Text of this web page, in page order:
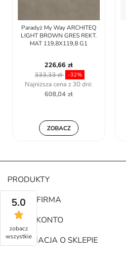
Paradyż My Way ARCHITEQ
LIGHT BROWN GRES REKT.
MAT 119,8X119,8 G1
226,66 zł
333,33 zł -32%
Najniższa cena z 30 dni:
608,04 zł
ZOBACZ
PRODUKTY
NASZA FIRMA
TWOJE KONTO
INFORMACJA O SKLEPIE
5.0
zobacz
wszystkie